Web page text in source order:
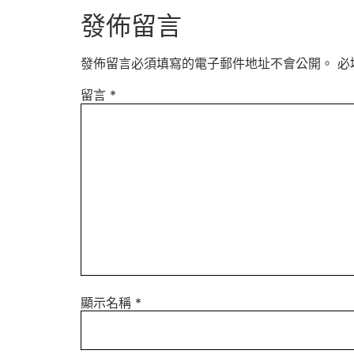
發佈留言
發佈留言必須填寫的電子郵件地址不會公開。 必
留言 *
顯示名稱 *